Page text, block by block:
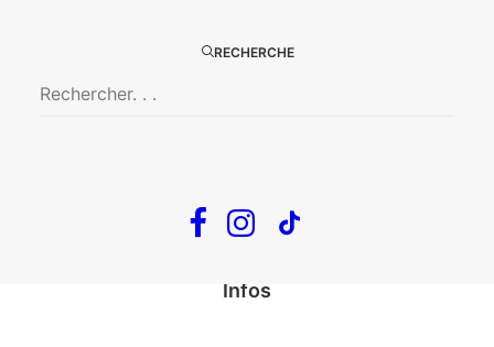
RECHERCHE
En tournée
Tout voir…
Infos